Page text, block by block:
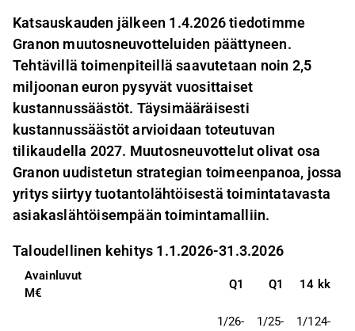
Katsauskauden jälkeen 1.4.2026 tiedotimme
Granon muutosneuvotteluiden päättyneen.
Tehtävillä toimenpiteillä saavutetaan noin 2,5
miljoonan euron pysyvät vuosittaiset
kustannussäästöt. Täysimääräisesti
kustannussäästöt arvioidaan toteutuvan
tilikaudella 2027. Muutosneuvottelut olivat osa
Granon uudistetun strategian toimeenpanoa, jossa
yritys siirtyy tuotantolähtöisestä toimintatavasta
asiakaslähtöisempään toimintamalliin.
Taloudellinen kehitys 1.1.2026-31.3.2026
Avainluvut
M€
Q1 Q1 14 kk
1/26-
1/25-
1/124-